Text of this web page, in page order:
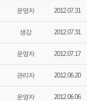
운영자 2012.07.31
생강 2012.07.31
운영자 2012.07.17
관리자 2012.06.20
운영자 2012.06.06